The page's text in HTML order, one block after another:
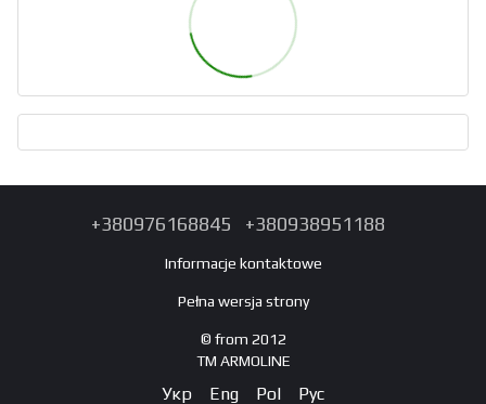
+380976168845 +380938951188
Informacje kontaktowe
Pełna wersja strony
© from 2012
TM ARMOLINE
Укр Eng Pol Рус